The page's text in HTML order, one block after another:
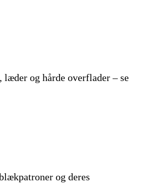
og hårde overflader – se
og deres